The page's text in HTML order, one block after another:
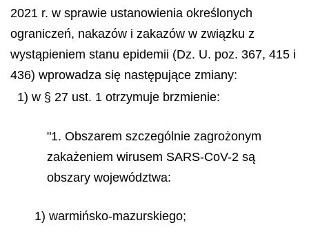
2021 r. w sprawie ustanowienia określonych
ograniczeń, nakazów i zakazów w związku z
wystąpieniem stanu epidemii (Dz. U. poz. 367, 415 i
436) wprowadza się następujące zmiany:
1) w § 27 ust. 1 otrzymuje brzmienie:
"1. Obszarem szczególnie zagrożonym
zakażeniem wirusem SARS-CoV-2 są
obszary województwa:
1) warmińsko-mazurskiego;